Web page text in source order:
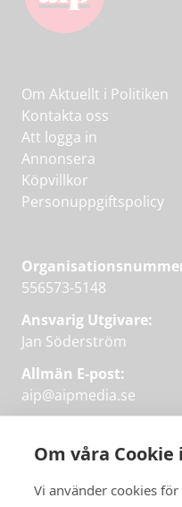
Om våra
Vi använder cookies
Om Aktuellt i Politiken
Kontakta oss
Att logga in
Annonsera
Köpvillkor
Personuppgiftspolicy
556573-5148
Ansvarig Utgivare:
Jan Söderström
Allmän E-post:
aip@aipmedia.se
aip@flowyinfo.seeller
Instagram
LinkedIn
Twitter
Facebook